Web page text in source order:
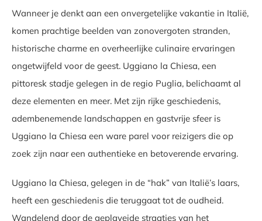
Wanneer je denkt aan een onvergetelijke vakantie in Italië,
komen prachtige beelden van zonovergoten stranden,
historische charme en overheerlijke culinaire ervaringen
ongetwijfeld voor de geest. Uggiano la Chiesa, een
pittoresk stadje gelegen in de regio Puglia, belichaamt al
deze elementen en meer. Met zijn rijke geschiedenis,
adembenemende landschappen en gastvrije sfeer is
Uggiano la Chiesa een ware parel voor reizigers die op
zoek zijn naar een authentieke en betoverende ervaring.
Uggiano la Chiesa, gelegen in de “hak” van Italië’s laars,
heeft een geschiedenis die teruggaat tot de oudheid.
Wandelend door de geplaveide straatjes van het